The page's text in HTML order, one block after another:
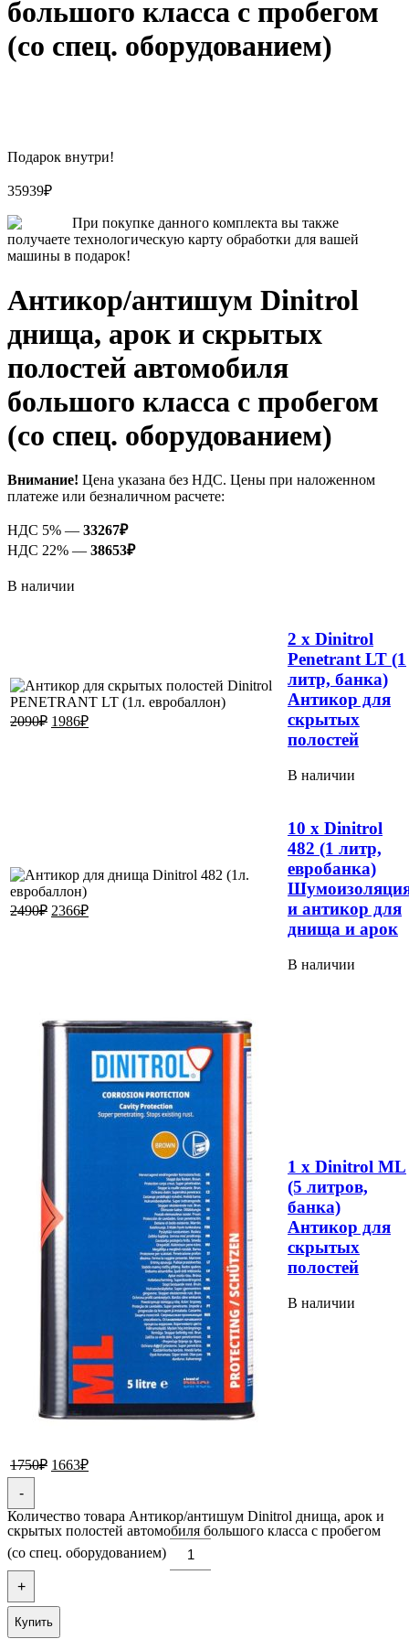
большого класса с пробегом
(со спец. оборудованием)
Подарок внутри!
35939₽
При покупке данного комплекта вы также
получаете технологическую карту обработки для вашей
машины в подарок!
Антикор/антишум Dinitrol
днища, арок и скрытых
полостей автомобиля
большого класса с пробегом
(со спец. оборудованием)
Внимание! Цена указана без НДС. Цены при наложенном
платеже или безналичном расчете:
НДС 5% — 33267₽
НДС 22% — 38653₽
В наличии
2090₽ 1986₽
2 x Dinitrol
Penetrant LT (1
литр, банка)
Антикор для
скрытых
полостей
В наличии
2490₽ 2366₽
10 x Dinitrol
482 (1 литр,
евробанка)
и антикор для
днища и арок
В наличии
1750₽ 1663₽
1 x Dinitrol ML
(5 литров,
банка)
Антикор для
скрытых
полостей
В наличии
-
Количество товара Антикор/антишум Dinitrol днища, арок и
скрытых полостей автомобиля большого класса с пробегом
(со спец. оборудованием)
+
Купить